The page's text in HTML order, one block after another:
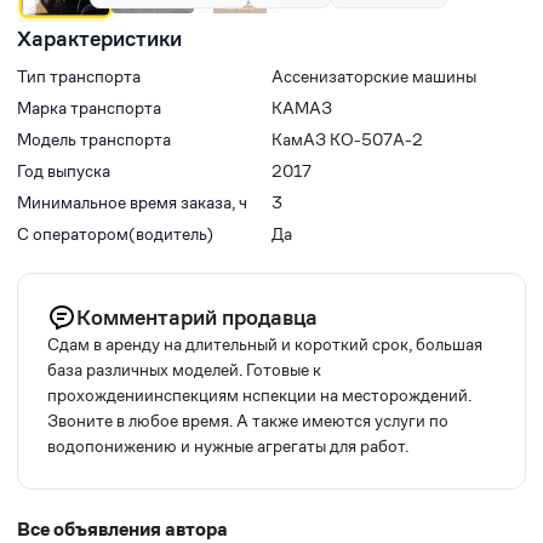
Характеристики
Тип транспорта
Ассенизаторские машины
Марка транспорта
КАМАЗ
Модель транспорта
КамАЗ КО-507А-2
Год выпуска
2017
Минимальное время заказа, ч
3
С оператором(водитель)
Да
Комментарий продавца
Сдам в аренду на длительный и короткий срок, большая
база различных моделей. Готовые к
прохождениинспекциям нспекции на месторождений.
Звоните в любое время. А также имеются услуги по
водопонижению и нужные агрегаты для работ.
Все объявления автора